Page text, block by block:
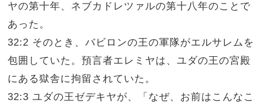
ヤの第十年、ネブカドレツァルの第十八年のことで
あった。
32:2 そのとき、バビロンの王の軍隊がエルサレムを
包囲していた。預言者エレミヤは、ユダの王の宮殿
にある獄舎に拘留されていた。
32:3 ユダの王ゼデキヤが、「なぜ、お前はこんなこ